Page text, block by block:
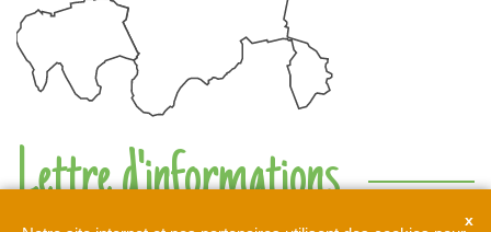
Lettre d'informations